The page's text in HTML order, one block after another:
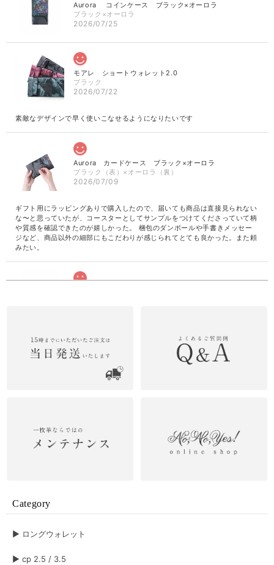
Aurora コインケース ブラック×オーロラ
ブラック×オーロラ
2026/07/25
モアレ ショートウォレット2.0
ブラック
2026/07/22
素敵なデザインで早く使いこなせるようになりたいです
Aurora カードケース ブラック×オーロラ
ブラック（表）×オーロラ（裏）
2026/07/09
ギフト用にラッピングありで購入したので、届いても商品は直接見られない
な〜と思っていたが、コースターとしてサンプルをつけてくださっていて柄
や質感を確認できたのが嬉しかった。 梱包のダンボールや手書きメッセー
ジなど、商品以外の細部にもこだわりが感じられてとても良かった。また頼
みたい。
Dカン オプション
2026/06/27
ショルダーポーチ ブルー
2026/06/27
Category
▶︎ ロングウォレット
▶︎ cp 2.5 / 3.5